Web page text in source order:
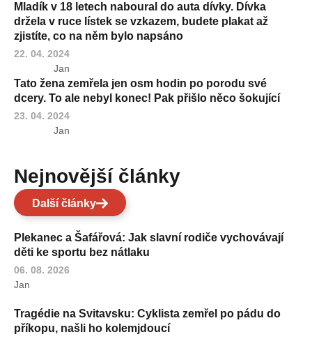
Mladík v 18 letech naboural do auta dívky. Dívka
držela v ruce lístek se vzkazem, budete plakat až
zjistíte, co na něm bylo napsáno
22. 04. 2024
Jan
Tato žena zemřela jen osm hodin po porodu své
dcery. To ale nebyl konec! Pak přišlo něco šokující
23. 04. 2024
Jan
Nejnovější články
Další články
Plekanec a Šafářová: Jak slavní rodiče vychovávají
děti ke sportu bez nátlaku
06. 08. 2026
Jan
Tragédie na Svitavsku: Cyklista zemřel po pádu do
příkopu, našli ho kolemjdoucí